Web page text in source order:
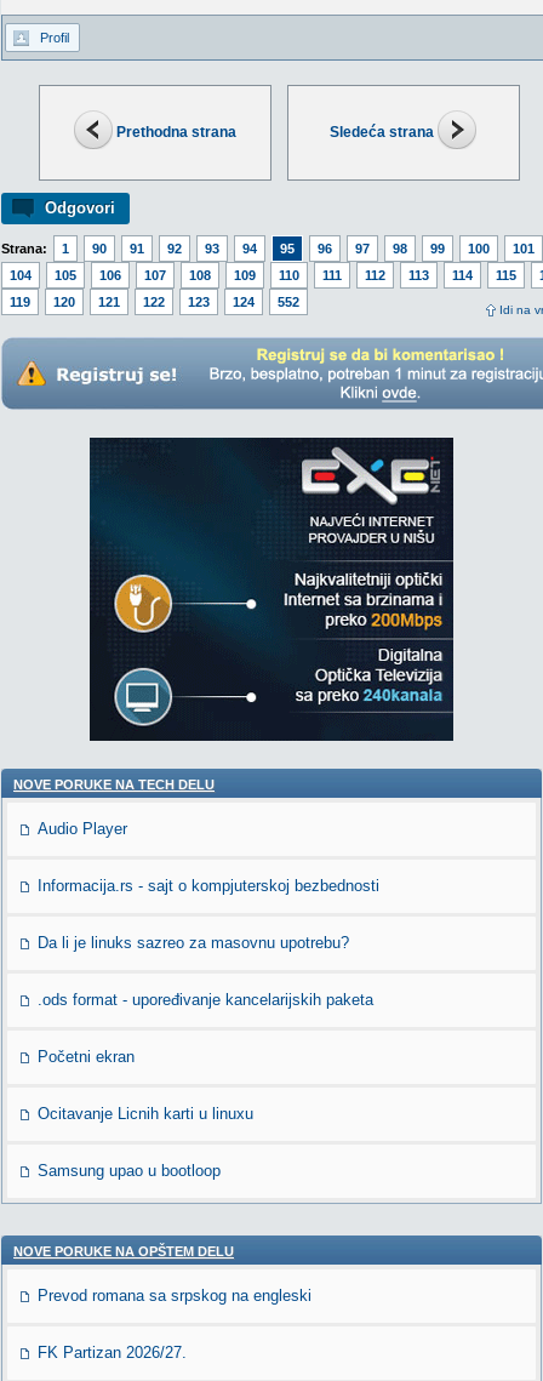
Prethodna strana Sledeća strana
Odgovori
Strana: 1 90 91 92 93 94 95 96 97 98 99 100
101
104
105 106 107 108 109 110 111 112 113 114 115
119
120 121 122 123 124 552
Idi na
Profil
NOVE PORUKE NA TECH DELU
Audio Player
Informacija.rs - sajt o kompjuterskoj bezbednosti
Da li je linuks sazreo za masovnu upotrebu?
.ods format - upoređivanje kancelarijskih paketa
Početni ekran
Ocitavanje Licnih karti u linuxu
Samsung upao u bootloop
NOVE PORUKE NA OPŠTEM DELU
Prevod romana sa srpskog na engleski
FK Partizan 2026/27.